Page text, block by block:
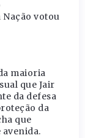
Nação votou
maioria
que Jair
da defesa
da
que